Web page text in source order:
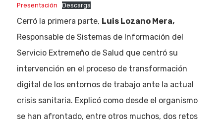
Presentación Descarga
Cerró la primera parte, Luis Lozano Mera,
Responsable de Sistemas de Información del
Servicio Extremeño de Salud que centró su
intervención en el proceso de transformación
digital de los entornos de trabajo ante la actual
crisis sanitaria. Explicó como desde el organismo
se han afrontado, entre otros muchos, dos retos